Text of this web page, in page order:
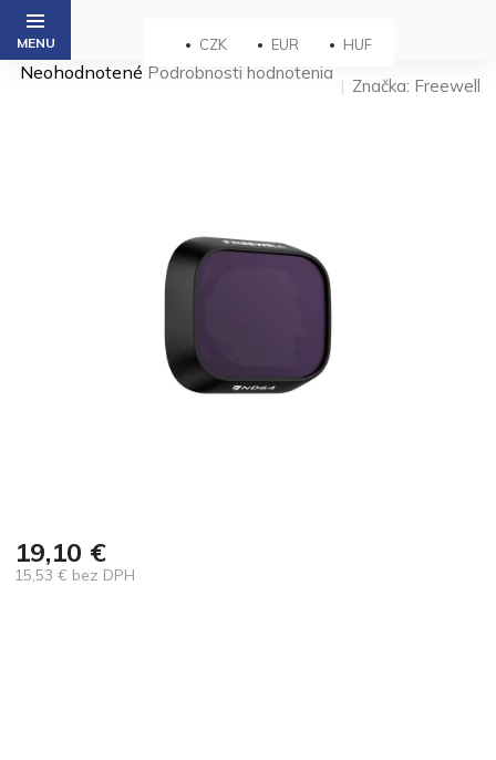
Prejsť
obsah
CZK EUR HUF
Priemerné
Neohodnotené Podrobnosti hodnotenia
Značka: Freewell
19,10 €
15,53 € bez DPH